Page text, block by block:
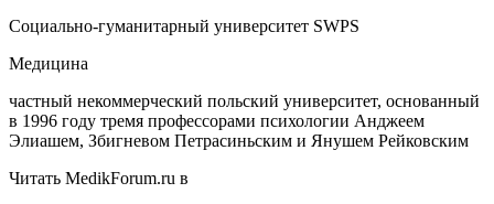
Социально-гуманитарный университет SWPS
Медицина
частный некоммерческий польский университет, основанный
в 1996 году тремя профессорами психологии Анджеем
Элиашем, Збигневом Петрасиньским и Янушем Рейковским
Читать MedikForum.ru в